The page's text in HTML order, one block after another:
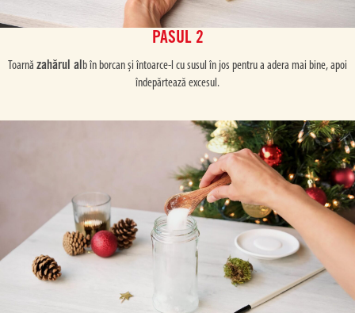
PASUL 2
Toarnă zahărul alb în borcan și întoarce-l cu susul în jos pentru a adera mai bine, apoi
îndepărtează excesul.